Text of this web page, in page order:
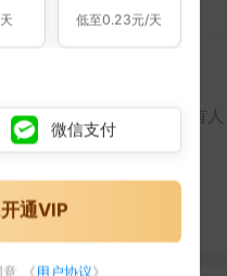
在外任职 作为受益所有人
合作伙伴
低至0.23元/天
微信支付
开通VIP